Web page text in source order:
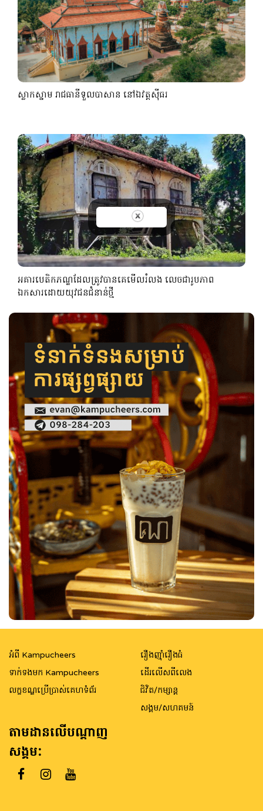
ស្លាកស្នាម រាជធានីទួលបាសាន នៅឯវត្តស៊ីធរ
អគារបេតិកភណ្ឌដែលត្រូវបានគេមើលរំលង លេចជារូបភាព
ឯកសារដោយយុវជនជំនាន់ថ្មី
អំពី Kampucheers
ទាក់ទងមក Kampucheers
លក្ខខណ្ឌប្រើប្រាស់គេហទំព័រ
រឿងញ៉ាំរឿងធំ
ដើរលើសពីលេង
ជិវិត/កម្សាន្ត
សង្គម/សហគមន៍
តាមដានលើបណ្តាញ
សង្គម: